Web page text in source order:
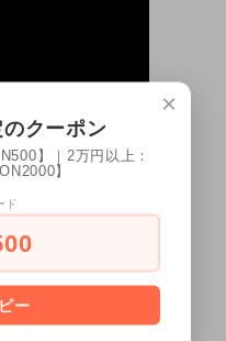
×
クーポン
】｜2万円以上：
】
ド
ー